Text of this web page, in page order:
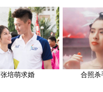
张培萌求婚 合照杀